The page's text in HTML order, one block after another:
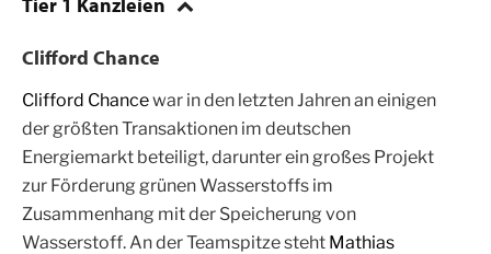
Clifford Chance
Clifford Chancewar in den letzten Jahren an einigen
der größten Transaktionen im deutschen
Energiemarkt beteiligt, darunter ein großes Projekt
zur Förderung grünen Wasserstoffs im
Zusammenhang mit der Speicherung von
Wasserstoff. An der Teamspitze steht Mathias